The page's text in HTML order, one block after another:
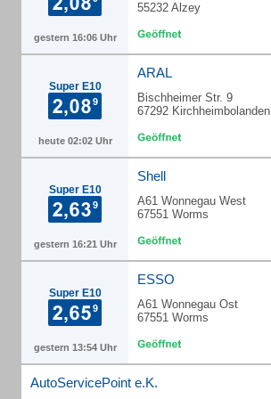
gestern 16:06 Uhr
55232 Alzey
Super E10
heute 02:02 Uhr
ARAL
Bischheimer Str. 9
67292 Kirchheimbolanden
Super E10
gestern 16:21 Uhr
Shell
A61 Wonnegau West
67551 Worms
Super E10
gestern 13:54 Uhr
ESSO
A61 Wonnegau Ost
67551 Worms
AutoServicePoint e.K.